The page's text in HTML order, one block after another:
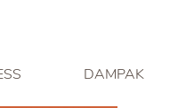
DAMPAK